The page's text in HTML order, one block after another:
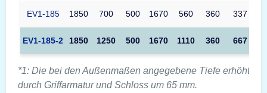
EV1-185 1850 700 500 1670 560 360 337
EV1-185-2 1850 1250 500 1670 1110 360 667
*1: Die bei den Außenmaßen angegebene Tiefe erhöht
durch Griffarmatur und Schloss um 65 mm.